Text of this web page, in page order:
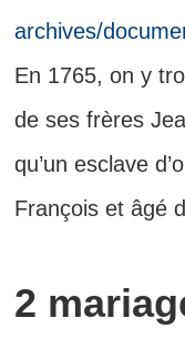
archives/
En 1765, on y
de ses frères
qu’un esclave
François et âgé
2